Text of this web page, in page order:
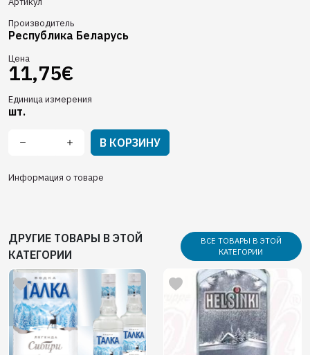
Производитель
Республика Беларусь
Цена
11,75€
Единица измерения
шт.
В КОРЗИНУ
Информация о товаре
ДРУГИЕ ТОВАРЫ В ЭТОЙ
КАТЕГОРИИ
ВСЕ ТОВАРЫ В ЭТОЙ
КАТЕГОРИИ